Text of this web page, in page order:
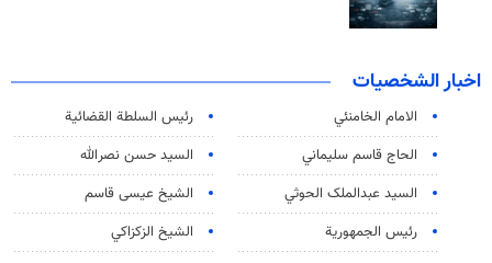
اخبار الشخصيات
الامام الخامنئي
رئیس السلطة القضائیة
الحاج قاسم سليماني
السيد حسن نصرالله
السید عبدالملک الحوثي
الشيخ عيسى قاسم
رئيس الجمهورية
الشيخ الزكزاكي